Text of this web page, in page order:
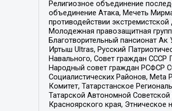
Религиозное объединение
объединение Атака, Мечеть
противодействии
Молодежная правозащитная
Благотворительный пансионат
Иртыш Ultras, Русский
Навального, Совет граждан СССР
Народный совет граждан РСФСР
Социалистических Районов,
Комитет, Татарстанское
Татарской Автономной
Красноярского края,